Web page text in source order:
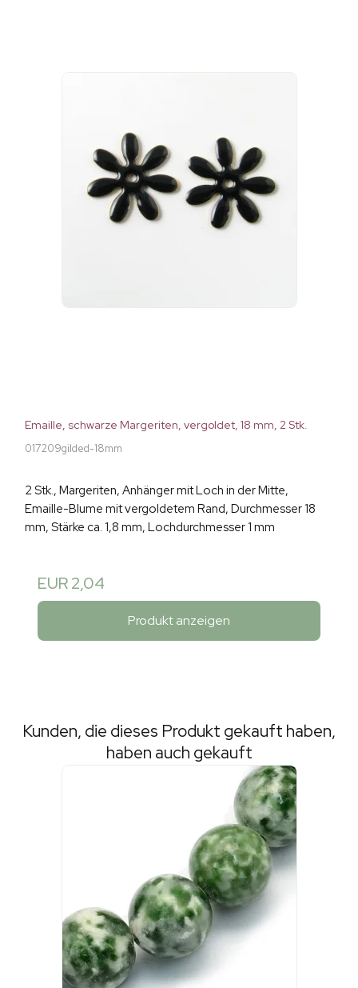
Emaille, schwarze Margeriten, vergoldet, 18 mm, 2 Stk.
017209gilded-18mm
2 Stk., Margeriten, Anhänger mit Loch in der Mitte,
Emaille-Blume mit vergoldetem Rand, Durchmesser 18
mm, Stärke ca. 1,8 mm, Lochdurchmesser 1 mm
EUR 2,04
Produkt anzeigen
Kunden, die dieses Produkt gekauft haben,
haben auch gekauft